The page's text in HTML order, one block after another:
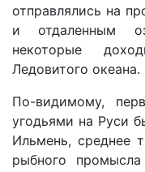
отправлялись на
и отдаленным
некоторые
Ледовитого океана.
По-видимому,
угодьями на Руси
Ильмень, среднее
рыбного